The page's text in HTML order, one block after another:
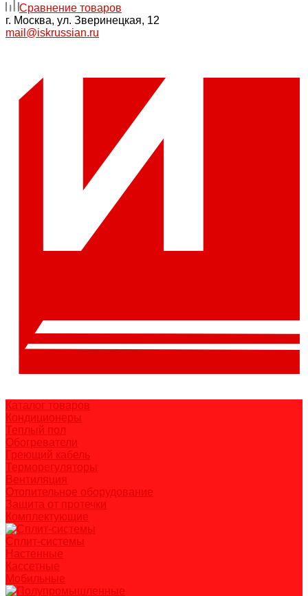
Сравнение товаров
г. Москва, ул. Зверинецкая, 12
mail@iskrussian.ru
Каталог товаров
Кондиционеры
Теплый пол
Обогреватели
Греющий кабель
Терморегуляторы
Вентиляция
Отопительное оборудование
Защита от протечки
Комплектующие
Сплит-системы
Настенные
Кассетные
Мобильные